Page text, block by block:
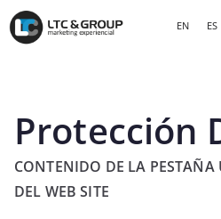
EN ES
Protección
CONTENIDO DE LA
DEL WEB SITE